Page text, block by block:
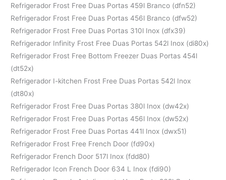
Refrigerador Frost Free Duas Portas 459l Branco (dfn52)
Refrigerador Frost Free Duas Portas 456l Branco (dfw52)
Refrigerador Frost Free Duas Portas 310l Inox (dfx39)
Refrigerador Infinity Frost Free Duas Portas 542l Inox (di80x)
Refrigerador Frost Free Bottom Freezer Duas Portas 454l
(dt52x)
Refrigerador I-kitchen Frost Free Duas Portas 542l Inox
(dt80x)
Refrigerador Frost Free Duas Portas 380l Inox (dw42x)
Refrigerador Frost Free Duas Portas 456l Inox (dw52x)
Refrigerador Frost Free Duas Portas 441l Inox (dwx51)
Refrigerador Frost Free French Door (fd90x)
Refrigerador French Door 517l Inox (fdd80)
Refrigerador Icon French Door 634 L Inox (fdi90)